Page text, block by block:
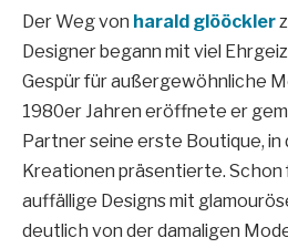
Der Weg von harald glööckler
Designer begann mit viel
Gespür für außergewöhnliche
1980er Jahren eröffnete er
Partner seine erste Boutique, in
Kreationen präsentierte.
auffällige Designs mit
deutlich von der damaligen